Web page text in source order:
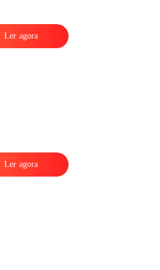
Ler agora
Ler agora